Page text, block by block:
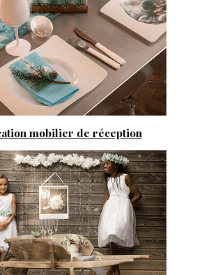
mobilier de réception